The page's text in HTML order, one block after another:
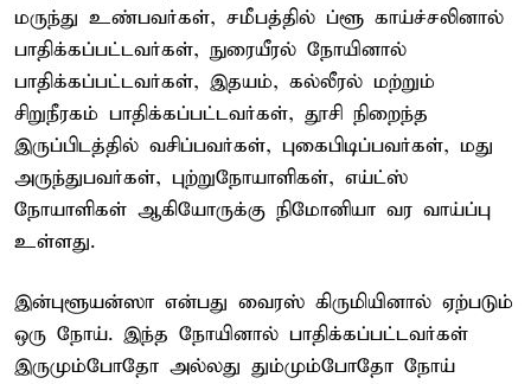
மருந்து உண்பவர்கள், சமீபத்தில் ப்ளூ காய்ச்சலினால்
பாதிக்கப்பட்டவர்கள், நுரையீரல் நோயினால்
பாதிக்கப்பட்டவர்கள், இதயம், கல்லீரல் மற்றும்
சிறுநீரகம் பாதிக்கப்பட்டவர்கள், தூசி நிறைந்த
இருப்பிடத்தில் வசிப்பவர்கள், புகைபிடிப்பவர்கள், மது
அருந்துபவர்கள், புற்றுநோயாளிகள், எய்ட்ஸ்
நோயாளிகள் ஆகியோருக்கு நிமோனியா வர வாய்ப்பு
உள்ளது.
இன்புளூயன்ஸா என்பது வைரஸ் கிருமியினால் ஏற்படும்
ஒரு நோய். இந்த நோயினால் பாதிக்கப்பட்டவர்கள்
இருமும்போதோ அல்லது தும்மும்போதோ நோய்